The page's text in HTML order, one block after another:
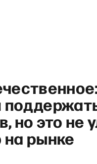
но это не
рынке
мы